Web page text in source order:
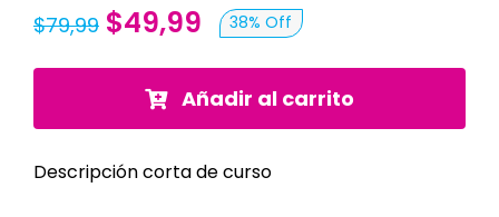
VES
Bolívares
$79,99 El
precio
original
$79,99.
$49,99El
precio
actual
$49,99.
38% Off
Añadir al carrito
Descripción corta de curso